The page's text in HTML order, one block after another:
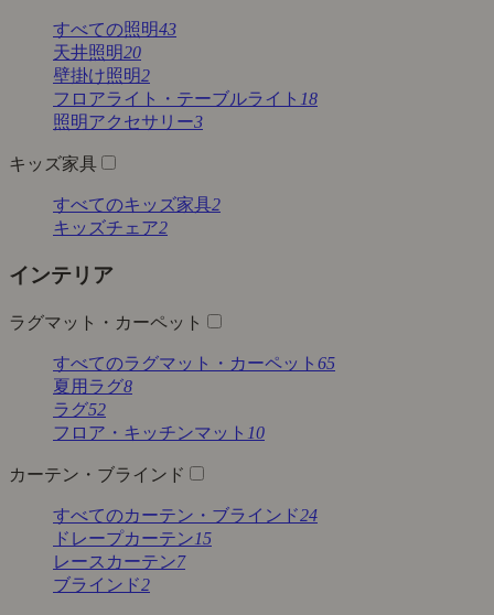
すべての照明43
天井照明20
壁掛け照明2
フロアライト・テーブルライト 18
照明アクセサリー3
キッズ家具
すべてのキッズ家具2
キッズチェア2
インテリア
ラグマット・カーペット
すべてのラグマット・カーペット 65
夏用ラグ8
ラグ52
フロア・キッチンマット 10
カーテン・ブラインド
すべてのカーテン・ブラインド24
ドレープカーテン15
レースカーテン7
ブラインド2